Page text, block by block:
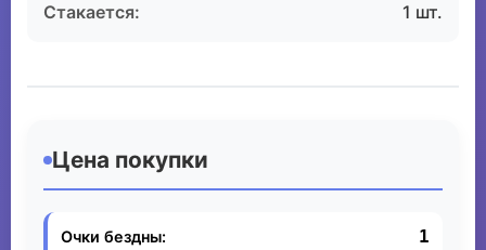
Стакается: 1 шт.
Цена покупки
Очки бездны: 1